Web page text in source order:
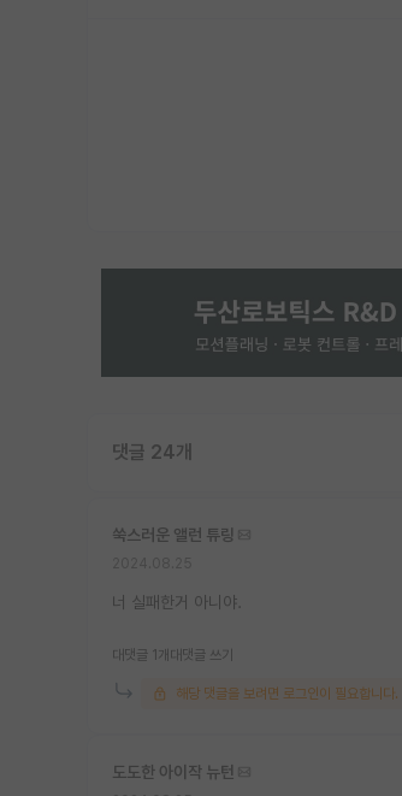
댓글 24개
쑥스러운 앨런 튜링
너 실패한거 아니야.
대댓글 1개 대댓글 쓰기
해당 댓글을 보려면 로그인이 필요합니다.
도도한 아이작 뉴턴